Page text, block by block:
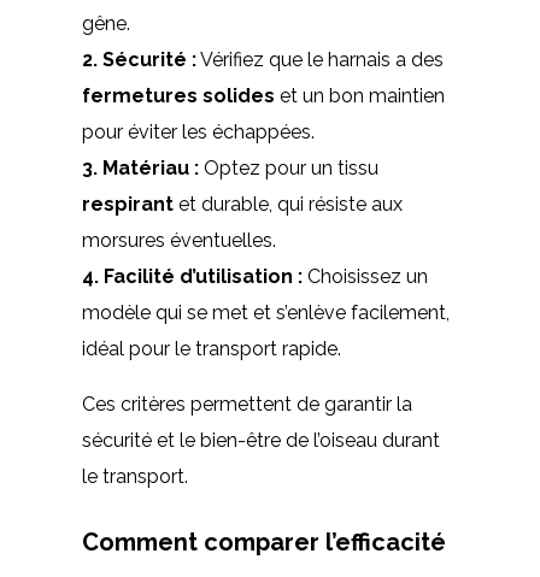
gêne.
2. Sécurité :Vérifiez que le harnais a des
fermetures solides et un bon maintien
pour éviter les échappées.
3. Matériau : Optez pour un tissu
respirant et durable, qui résiste aux
morsures éventuelles.
4. Facilité d’utilisation : Choisissez un
modèle qui se met et s’enlève facilement,
idéal pour le transport rapide.
Ces critères permettent de garantir la
sécurité et le bien-être de l’oiseau durant
le transport.
Comment comparer l’efficacité